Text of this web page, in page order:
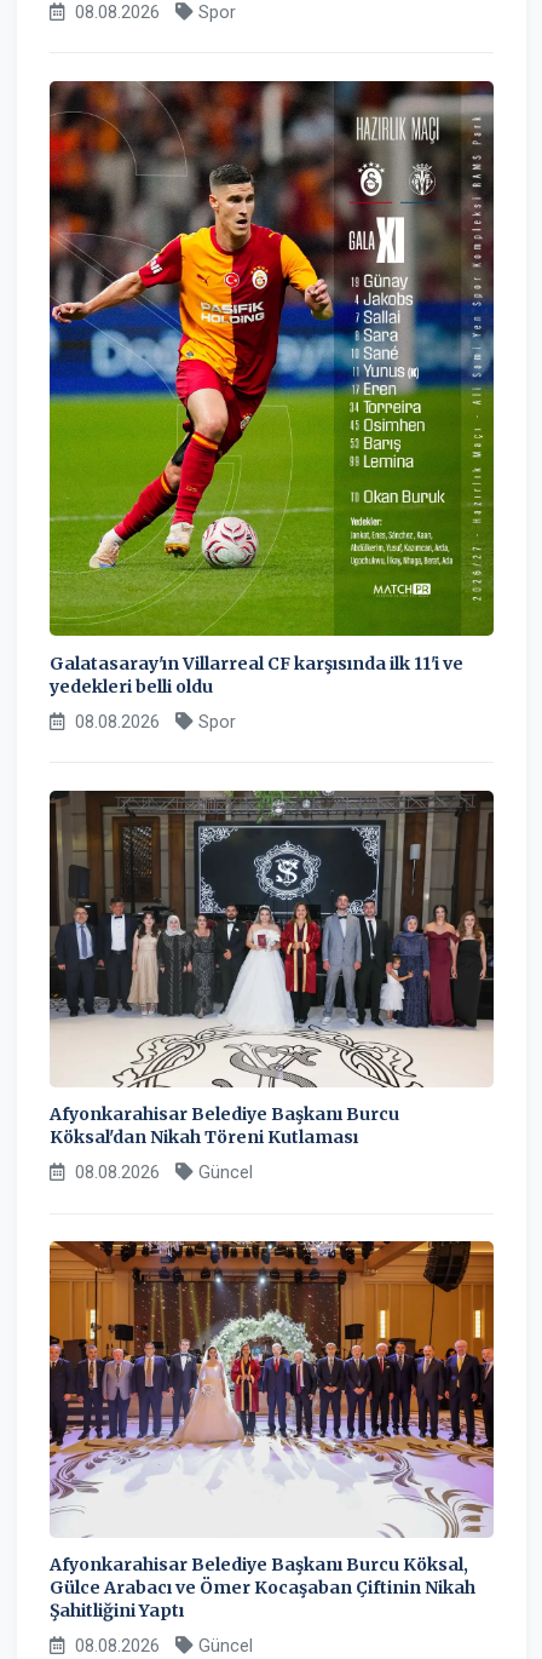
08.08.2026 Spor
Galatasaray'ın Villarreal CF karşısında ilk 11'i ve
yedekleri belli oldu
08.08.2026 Spor
Afyonkarahisar Belediye Başkanı Burcu
Köksal'dan Nikah Töreni Kutlaması
08.08.2026 Güncel
Afyonkarahisar Belediye Başkanı Burcu Köksal,
Gülce Arabacı ve Ömer Kocaşaban Çiftinin Nikah
Şahitliğini Yaptı
08.08.2026 Güncel